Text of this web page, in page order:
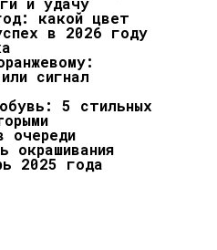
какой цвет
в 2026 году
сигнал
5 стильных
очереди
окрашивания
2025 года